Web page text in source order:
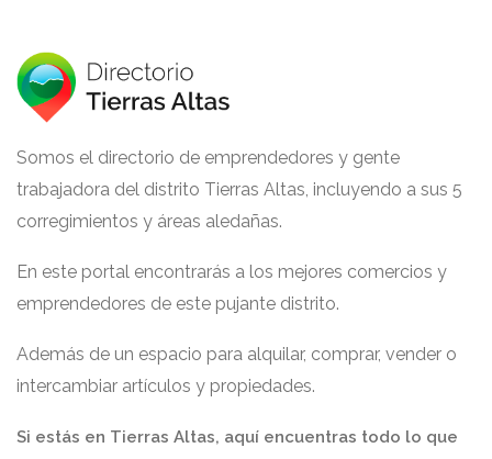
Somos el directorio de emprendedores y gente
trabajadora del distrito Tierras Altas, incluyendo a sus 5
corregimientos y áreas aledañas.
En este portal encontrarás a los mejores comercios y
emprendedores de este pujante distrito.
Además de un espacio para alquilar, comprar, vender o
intercambiar artículos y propiedades.
Si estás en Tierras Altas, aquí encuentras todo lo que